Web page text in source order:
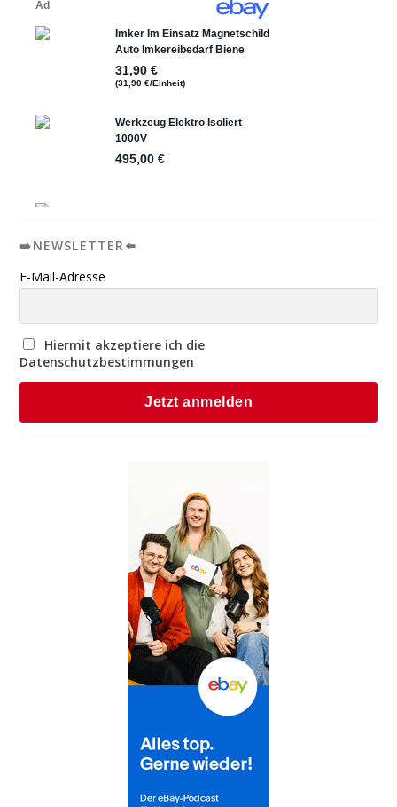
➡️NEWSLETTER⬅️
E-Mail-Adresse
Hiermit akzeptiere ich die
Datenschutzbestimmungen